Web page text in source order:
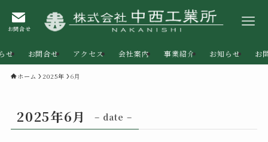
お問合せ
せ お問合せ アクセス 会社案内 事業紹介 お知らせ お
ホーム 2025年 6月
2025年6月 – date –